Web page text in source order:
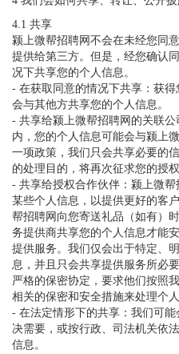
4.1 共享
颍上微帮招聘网不会在未经您同
提供给第三方。但是，经您确认
况下共享您的个人信息。
- 在获取同意的情况下共享：获
会与其他方共享您的个人信息。
- 共享给颍上微帮招聘网的关联
内，您的个人信息可能会与颍上
一项政策，我们只会共享必要的
的处理目的，将再次征求您的授
- 共享给授权合作伙伴：颍上微
某些个人信息，以提供更好的客
帮招聘网向您寄送礼品（如有）
务提供商共享您的个人信息才能
提供服务。我们仅会出于特定、
息，并且只会共享提供服务所必
严格的保密协定，要求他们按照
相关的保密和安全措施来处理个
- 在法定情形下的共享：我们可
决需要，或按行政、司法机关依
信息。